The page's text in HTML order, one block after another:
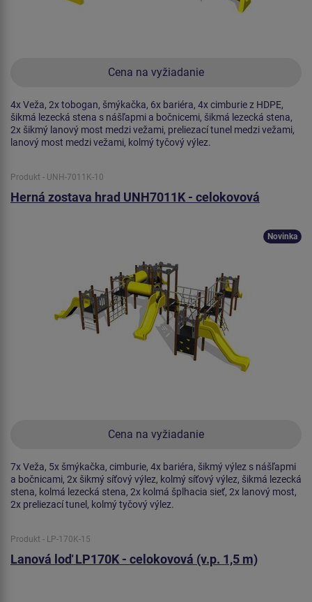
Cena na vyžiadanie
4x Veža, 2x tobogan, šmýkačka, 6x bariéra, 4x cimburie z HDPE,
šikmá lezecká stena s nášľapmi a bočnicemi, šikmá lezecká stena,
2x šikmý lanový most medzi vežami, preliezací tunel medzi vežami,
lanový most medzi vežami, kolmý tyčový výlez.
Produkt - UNH-7011K-10
Herná zostava hrad UNH7011K - celokovová
Cena na vyžiadanie
Novinka
7x Veža, 5x šmýkačka, cimburie, 4x bariéra, šikmý výlez s nášľapmi
a bočnicami, 2x šikmý síťový výlez, kolmý síťový výlez, šikmá lezecká
stena, kolmá lezecká stena, 2x kolmá šplhacia sieť, 2x lanový most,
2x preliezací tunel, kolmý tyčový výlez.
Produkt - LP-170K-15
Lanová loď LP170K - celokovová (v.p. 1,5 m)